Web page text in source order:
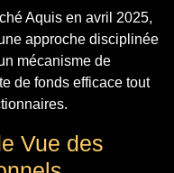
Aquis en avril 2025,
approche disciplinée
mécanisme de
de fonds efficace tout
Vue des